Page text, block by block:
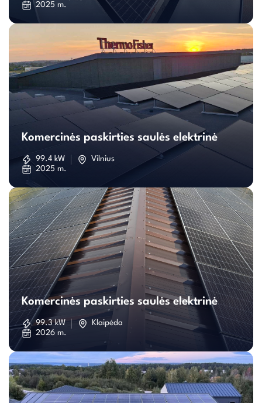
elekirnė
2025 m.
Komercinės
paskirties
saulės
elektrinė
Komercinės paskirties saulės elektrinė
99.4 kW
Vilnius
2025 m.
Komercinės
paskirties
saulės
Komercinės paskirties saulės elektrinė
99.3 kW
Klaipėda
2026 m.